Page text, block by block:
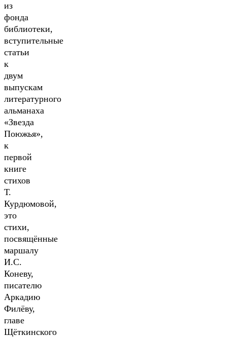
из
фонда
библиотеки,
вступительные
статьи
к
двум
выпускам
литературного
альманаха
«Звезда
Поюжья»,
к
первой
книге
стихов
Т.
Курдюмовой,
это
стихи,
посвящённые
маршалу
И.С.
Коневу,
писателю
Аркадию
Филёву,
главе
Щёткинского